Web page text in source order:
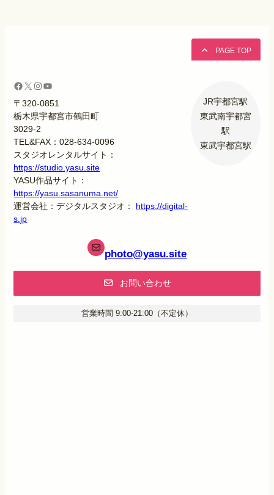
PAGE TOP
Facebook X Instagram YouTube
〒320-0851
栃木県宇都宮市鶴田町
3029-2
TEL&FAX：028-634-0096
スタジオレンタルサイト：
https://studio.yasu.site
YASU作品サイト：
https://yasu.sasanuma.net/
運営会社：デジタルスタジオ： https://digital-
s.jp
JR宇都宮駅
東武南宇都宮
駅
東武宇都宮駅
photo@yasu.site
お問い合わせ
営業時間 9:00-21:00（不定休）